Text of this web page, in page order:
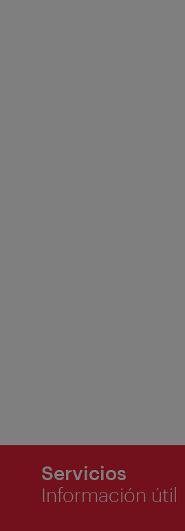
Servicios
Información útil